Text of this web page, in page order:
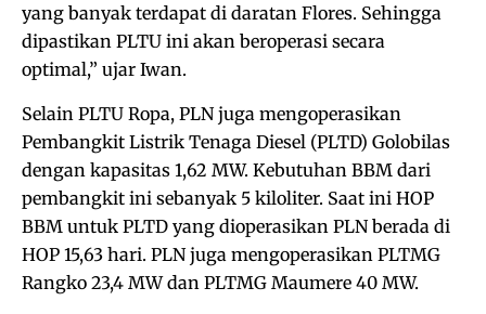
yang banyak terdapat di daratan Flores. Sehingga
dipastikan PLTU ini akan beroperasi secara
optimal,” ujar Iwan.
Selain PLTU Ropa, PLN juga mengoperasikan
Pembangkit Listrik Tenaga Diesel (PLTD) Golobilas
dengan kapasitas 1,62 MW. Kebutuhan BBM dari
pembangkit ini sebanyak 5 kiloliter. Saat ini HOP
BBM untuk PLTD yang dioperasikan PLN berada di
HOP 15,63 hari. PLN juga mengoperasikan PLTMG
Rangko 23,4 MW dan PLTMG Maumere 40 MW.